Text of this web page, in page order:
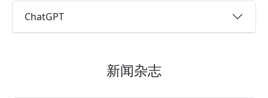
ChatGPT
新闻杂志